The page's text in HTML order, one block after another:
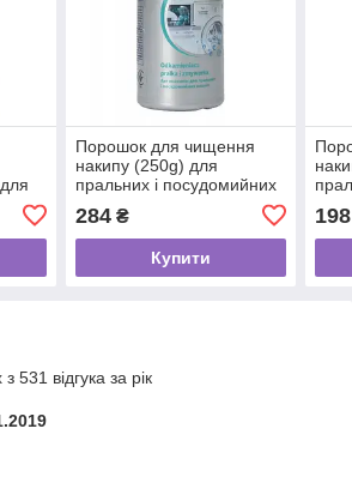
Порошок для чищення
накипу (250g) для
пральних і посудомийних
484000008852
284₴
Купити
198
531 відгука за рік